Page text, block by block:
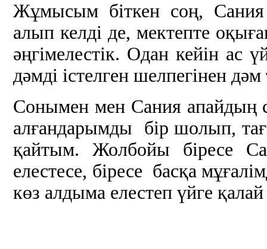
Жұмысым біткен соң, Сания
алып келді де, мектепте
әңгімелестік. Одан кейін
дәмді істелген шелпегінен
Сонымен мен Сания апайдың
алғандарымды бір шолып,
қайтым. Жолбойы біресе
елестесе, біресе басқа
көз алдыма елестеп үйге